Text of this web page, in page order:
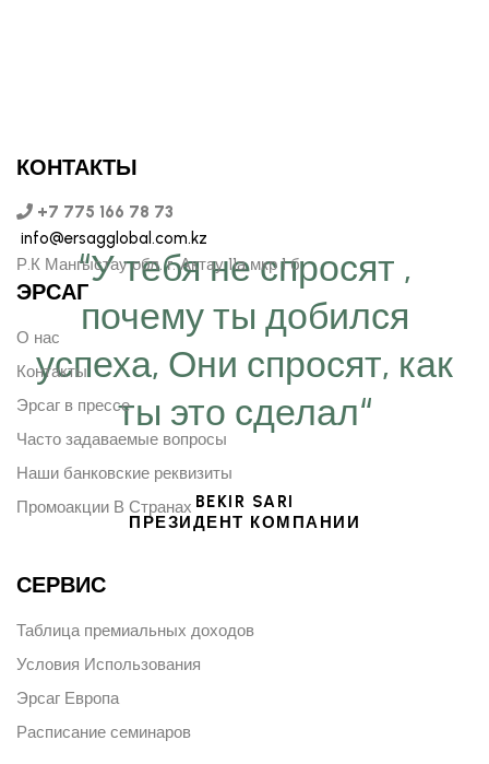
“У тебя не спросят ,
почему ты добился
успеха, Они спросят, как
ты это сделал“
BEKIR SARI
ПРЕЗИДЕНТ КОМПАНИИ
КОНТАКТЫ
+7 775 166 78 73
info@ersagglobal.com.kz
Р.К Мангыстау обл. г. Актау 11а мкр 1 б
ЭРСАГ
О нас
Контакты
Эрсаг в прессе
Часто задаваемые вопросы
Наши банковские реквизиты
Промоакции В Странах
СЕРВИС
Таблица премиальных доходов
Условия Использования
Эрсаг Европа
Расписание семинаров